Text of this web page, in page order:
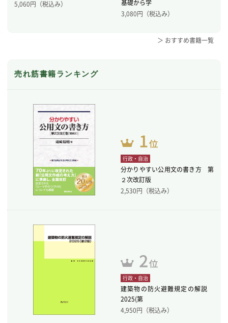
5,060円（税込み）
基礎から学
3,080円（税込み）
＞ おすすめ書籍一覧
売れ筋書籍ランキング
行政・自治
分かりやすい公用文の書き方 第
２次改訂版
2,530円（税込み）
行政・自治
建築物の防火避難規定の解説
2025(第
4,950円（税込み）